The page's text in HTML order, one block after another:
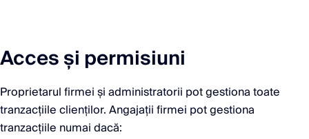
Acces și permisiuni
Proprietarul firmei și administratorii pot gestiona toate
tranzacțiile clienților. Angajații firmei pot gestiona
tranzacțiile numai dacă: